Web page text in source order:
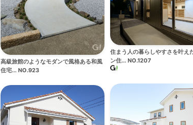
高級旅館のようなモダンで風格ある和風
住宅... NO.923
住まう人の暮らしやすさを叶え
ン住... NO.1207